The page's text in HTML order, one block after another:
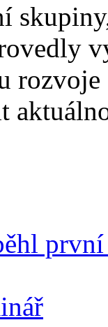
rozvoje